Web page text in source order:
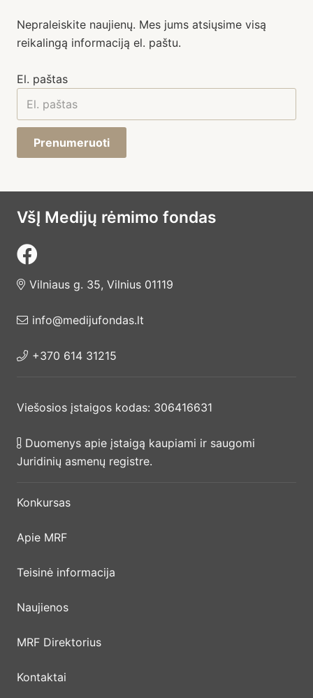
Nepraleiskite naujienų. Mes jums atsiųsime visą
reikalingą informaciją el. paštu.
El. paštas
Prenumeruoti
VšĮ Medijų rėmimo fondas
Vilniaus g. 35, Vilnius 01119
info@medijufondas.lt
+370 614 31215
Viešosios įstaigos kodas: 306416631
Duomenys apie įstaigą kaupiami ir saugomi
Juridinių asmenų registre.
Konkursas
Apie MRF
Teisinė informacija
Naujienos
MRF Direktorius
Kontaktai